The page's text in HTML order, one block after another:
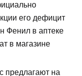
его дефицит
Фенил в аптеке
в магазине
предлагают на